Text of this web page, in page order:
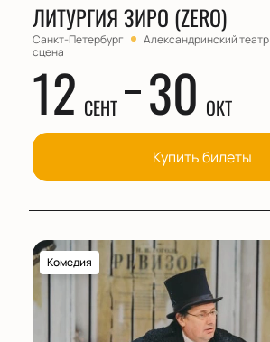
ЛИТУРГИЯ ЗИРО (ZERO)
Санкт-Петербург Александринский театр
сцена
12 СЕНТ 30 ОКТ
Купить билеты
Комедия